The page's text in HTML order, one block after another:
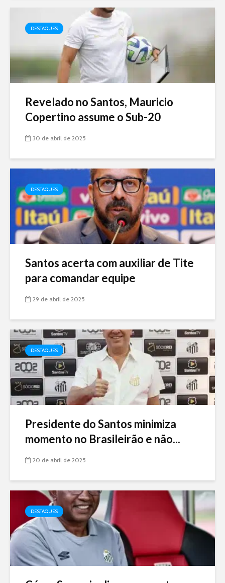
DESTAQUES
Revelado no Santos, Mauricio
Copertino assume o Sub-20
30 de abril de 2025
DESTAQUES
Santos acerta com auxiliar de Tite
para comandar equipe
29 de abril de 2025
DESTAQUES
Presidente do Santos minimiza
momento no Brasileirão e não...
20 de abril de 2025
DESTAQUES